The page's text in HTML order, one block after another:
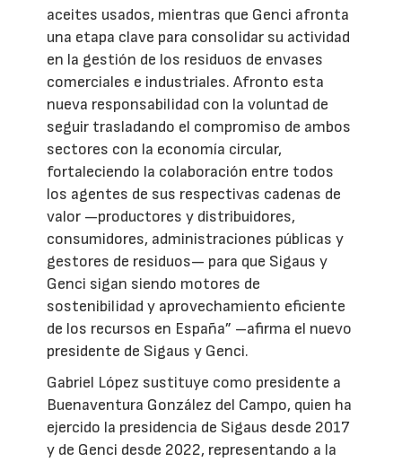
aceites usados, mientras que Genci afronta
una etapa clave para consolidar su actividad
en la gestión de los residuos de envases
comerciales e industriales. Afronto esta
nueva responsabilidad con la voluntad de
seguir trasladando el compromiso de ambos
sectores con la economía circular,
fortaleciendo la colaboración entre todos
los agentes de sus respectivas cadenas de
valor —productores y distribuidores,
consumidores, administraciones públicas y
gestores de residuos— para que Sigaus y
Genci sigan siendo motores de
sostenibilidad y aprovechamiento eficiente
de los recursos en España” –afirma el nuevo
presidente de Sigaus y Genci.
Gabriel López sustituye como presidente a
Buenaventura González del Campo, quien ha
ejercido la presidencia de Sigaus desde 2017
y de Genci desde 2022, representando a la